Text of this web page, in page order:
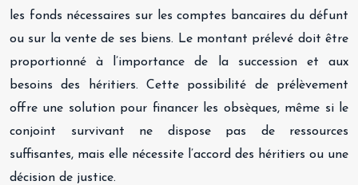
les fonds nécessaires sur les comptes bancaires du défunt
ou sur la vente de ses biens. Le montant prélevé doit être
proportionné à l’importance de la succession et aux
besoins des héritiers. Cette possibilité de prélèvement
offre une solution pour financer les obsèques, même si le
conjoint survivant ne dispose pas de ressources
suffisantes, mais elle nécessite l’accord des héritiers ou une
décision de justice.